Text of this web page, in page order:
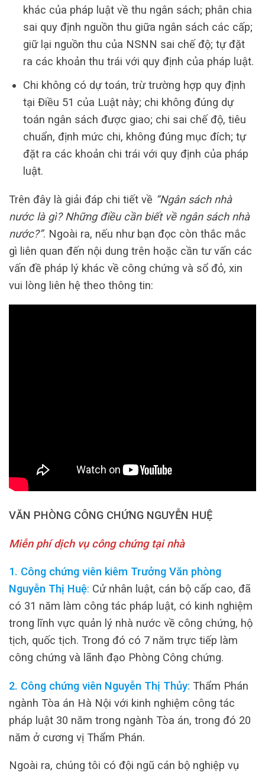
khác của pháp luật về thu ngân sách; phân chia
sai quy định nguồn thu giữa ngân sách các cấp;
giữ lại nguồn thu của NSNN sai chế độ; tự đặt
ra các khoản thu trái với quy định của pháp luật.
Chi không có dự toán, trừ trường hợp quy định
tại Điều 51 của Luật này; chi không đúng dự
toán ngân sách được giao; chi sai chế độ, tiêu
chuẩn, định mức chi, không đúng mục đích; tự
đặt ra các khoản chi trái với quy định của pháp
luật.
Trên đây là giải đáp chi tiết về “Ngân sách nhà
nước là gì? Những điều cần biết về ngân sách nhà
nước?”. Ngoài ra, nếu như bạn đọc còn thắc mắc
gì liên quan đến nội dung trên hoặc cần tư vấn các
vấn đề pháp lý khác về công chứng và sổ đỏ, xin
vui lòng liên hệ theo thông tin:
VĂN PHÒNG CÔNG CHỨNG NGUYỄN HUỆ
Miễn phí dịch vụ công chứng tại nhà
1. Công chứng viên kiêm Trưởng Văn phòng
Nguyễn Thị Huệ: Cử nhân luật, cán bộ cấp cao, đã
có 31 năm làm công tác pháp luật, có kinh nghiệm
trong lĩnh vực quản lý nhà nước về công chứng, hộ
tịch, quốc tịch. Trong đó có 7 năm trực tiếp làm
công chứng và lãnh đạo Phòng Công chứng.
2. Công chứng viên Nguyễn Thị Thủy: Thẩm Phán
ngành Tòa án Hà Nội với kinh nghiệm công tác
pháp luật 30 năm trong ngành Tòa án, trong đó 20
năm ở cương vị Thẩm Phán.
Ngoài ra, chúng tôi có đội ngũ cán bộ nghiệp vụ